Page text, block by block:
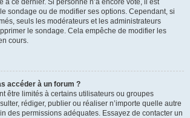
à ce dernier. Si personne n’a encore voté, il est
sondage ou de modifier ses options. Cependant, si
seuls les modérateurs et les administrateurs
le sondage. Cela empêche de modifier les
cours.
accéder à un forum ?
être limités à certains utilisateurs ou groupes
rédiger, publier ou réaliser n’importe quelle autre
des permissions adéquates. Essayez de contacter un